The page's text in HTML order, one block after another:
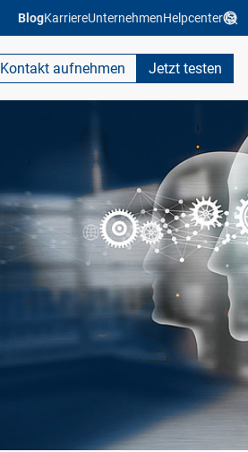
BlogKarriereUnternehmenHelpcenter
Kontakt aufnehmen Jetzt testen